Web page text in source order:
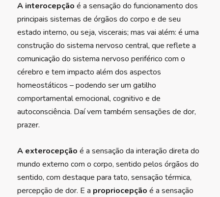
A interocepção é a sensação do funcionamento dos
principais sistemas de órgãos do corpo e de seu
estado interno, ou seja, viscerais; mas vai além: é uma
construção do sistema nervoso central, que reflete a
comunicação do sistema nervoso periférico com o
cérebro e tem impacto além dos aspectos
homeostáticos – podendo ser um gatilho
comportamental emocional, cognitivo e de
autoconsciência. Daí vem também sensações de dor,
prazer.
A exterocepção é a sensação da interação direta do
mundo externo com o corpo, sentido pelos órgãos do
sentido, com destaque para tato, sensação térmica,
percepção de dor. E a propriocepção é a sensação